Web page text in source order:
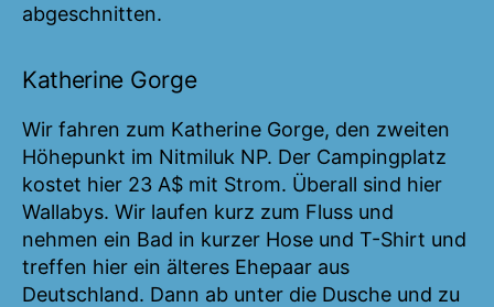
abgeschnitten.
Katherine Gorge
Wir fahren zum Katherine Gorge, den zweiten
Höhepunkt im Nitmiluk NP. Der Campingplatz
kostet hier 23 A$ mit Strom. Überall sind hier
Wallabys. Wir laufen kurz zum Fluss und
nehmen ein Bad in kurzer Hose und T-Shirt und
treffen hier ein älteres Ehepaar aus
Deutschland. Dann ab unter die Dusche und zu